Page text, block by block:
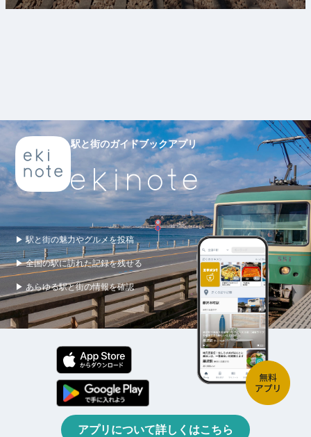
駅と街のガイドブックアプリ
▶ 駅と街の魅力やグルメを投稿
▶ 全国の駅に訪れた記録を残せる
▶ あらゆる駅と街の情報を確認
アプリについて詳しくはこちら